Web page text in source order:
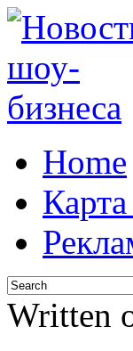
Home
Written